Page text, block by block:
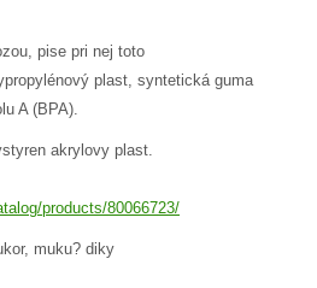
pise pri nej toto
plast, syntetická guma
A (BPA).
akrylovy plast.
products/80066723/
muku? diky